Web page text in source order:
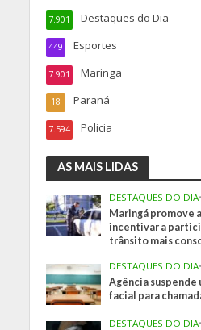
Destaques do Dia
7.901
Esportes
449
Maringa
7.901
Paraná
18
Policia
7.594
AS MAIS LIDAS
DESTAQUES DO DIA•
Maringá promove
incentivar a
trânsito mais
DESTAQUES DO DIA•
Agência
facial para
DESTAQUES DO DIA•